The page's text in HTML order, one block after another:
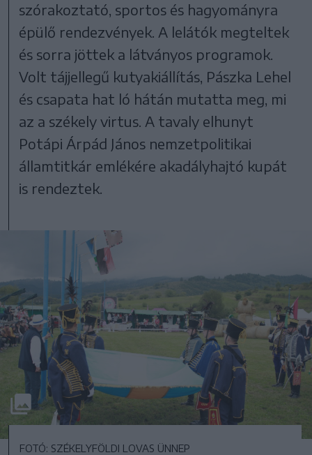
szórakoztató, sportos és hagyományra
épülő rendezvények. A lelátók megteltek
és sorra jöttek a látványos programok.
Volt tájjellegű kutyakiállítás, Pászka Lehel
és csapata hat ló hátán mutatta meg, mi
az a székely virtus. A tavaly elhunyt
Potápi Árpád János nemzetpolitikai
államtitkár emlékére akadályhajtó kupát
is rendeztek.
FOTÓ: SZÉKELYFÖLDI LOVAS ÜNNEP